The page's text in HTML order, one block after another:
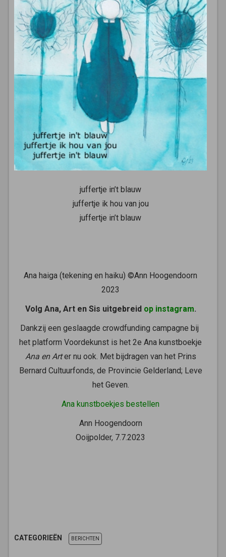
juffertje in’t blauw
juffertje ik hou van jou
juffertje in’t blauw
Ana haiga (tekening en haiku) ©Ann Hoogendoorn
2023
Volg Ana, Art en Sis uitgebreid op instagram.
Dankzij een geslaagde crowdfunding campagne bij
het platform Voordekunst is het 2e Ana kunstboekje
Ana en Arter nu ook. Met bijdragen van het Prins
Bernard Cultuurfonds, de Provincie Gelderland; Leve
het Geven.
Ana kunstboekjes bestellen
Ann Hoogendoorn
Ooijpolder, 7.7.2023
CATEGORIEËN BERICHTEN